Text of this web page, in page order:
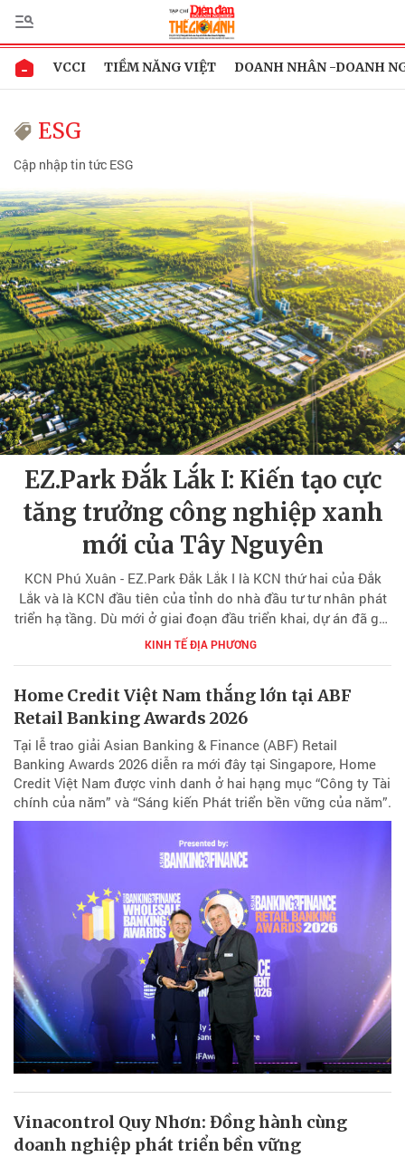
VCCI TIỀM NĂNG VIỆT DOANH NHÂN -DOANH
ESG
Cập nhập tin tức ESG
EZ.Park Đắk Lắk I: Kiến tạo cực
tăng trưởng công nghiệp xanh
mới của Tây Nguyên
KCN Phú Xuân - EZ.Park Đắk Lắk I là KCN thứ hai của Đắk
Lắk và là KCN đầu tiên của tỉnh do nhà đầu tư tư nhân phát
triển hạ tầng. Dù mới ở giai đoạn đầu triển khai, dự án đã ghi
dấu ấn với những định hướng rõ nét và các giá trị thiết thực,
lấy mục tiêu xây dựng KCN xanh làm trọng tâm trong mọi
KINH TẾ ĐỊA PHƯƠNG
Home Credit Việt Nam thắng lớn tại ABF
Retail Banking Awards 2026
Tại lễ trao giải Asian Banking & Finance (ABF) Retail
Banking Awards 2026 diễn ra mới đây tại Singapore, Home
Credit Việt Nam được vinh danh ở hai hạng mục “Công ty Tài
chính của năm” và “Sáng kiến Phát triển bền vững của năm”.
Vinacontrol Quy Nhơn: Đồng hành cùng
doanh nghiệp phát triển bền vững